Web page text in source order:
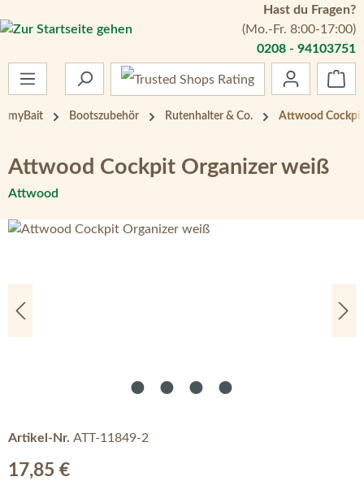
Zum Hauptinhalt springen
Hast du Fragen?
(Mo.-Fr. 8:00-17:00)
0208 - 94103751
myBait Bootszubehör Rutenhalter & Co. Attwood
Attwood Cockpit Organizer weiß
Attwood
Bildergalerie überspringen
Artikel-Nr. ATT-11849-2
Regulärer Preis:
17,85 €